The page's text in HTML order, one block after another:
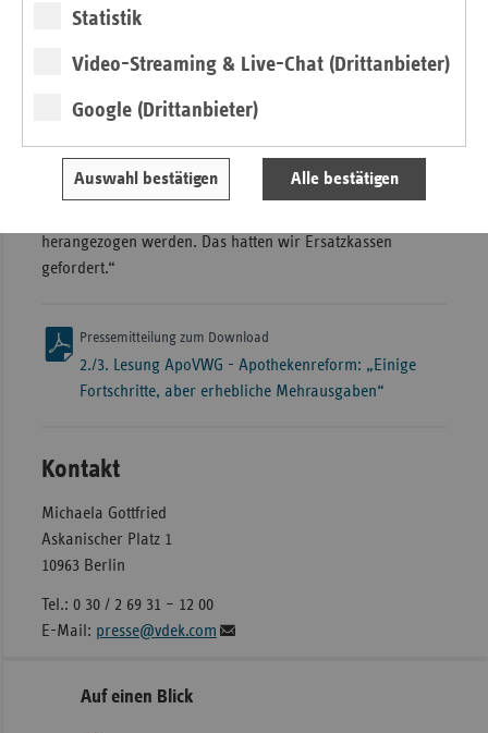
Statistik
Video-Streaming & Live-Chat (Drittanbieter)
Google (Drittanbieter)
Auswahl bestätigen Alle bestätigen
mehr Kompetenzen für pharmazeutisch-technische
Dienstleistungen (pDL), in dem sich ein Überschuss von
abgeschmolzen und die pDL künftig direkt mit den
Krankenkassen abgerechnet werden sollen. Das Geld aus
herangezogen werden. Das hatten wir Ersatzkassen
gefordert.“
Pressemitteilung zum Download
2./3. Lesung ApoVWG - Apothekenreform: „Einige
Fortschritte, aber erhebliche Mehrausgaben“
Kontakt
Michaela Gottfried
Askanischer Platz 1
10963 Berlin
Tel.: 0 30 / 2 69 31 – 12 00
E-Mail: presse@vdek.com
Seitennavigation
SeitenleisteAuf einen Blick